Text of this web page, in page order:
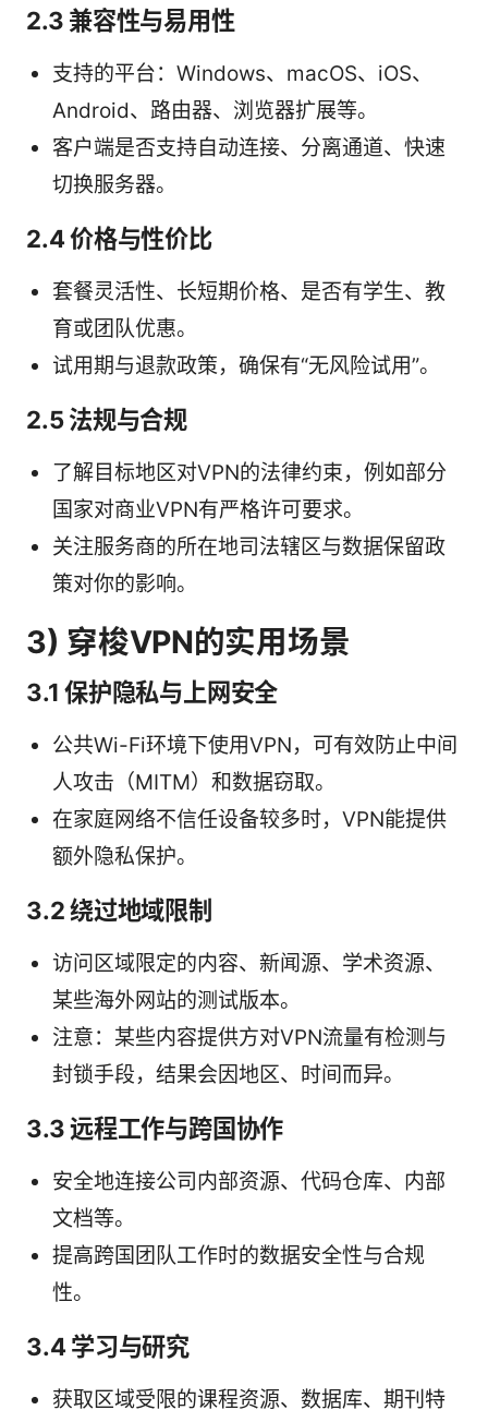
2.3 兼容性与易用性
支持的平台：Windows、macOS、iOS、
Android、路由器、浏览器扩展等。
客户端是否支持自动连接、分离通道、快速
切换服务器。
2.4 价格与性价比
套餐灵活性、长短期价格、是否有学生、教
育或团队优惠。
试用期与退款政策，确保有“无风险试用”。
2.5 法规与合规
了解目标地区对VPN的法律约束，例如部分
国家对商业VPN有严格许可要求。
关注服务商的所在地司法辖区与数据保留政
策对你的影响。
3) 穿梭VPN的实用场景
3.1 保护隐私与上网安全
公共Wi-Fi环境下使用VPN，可有效防止中间
人攻击（MITM）和数据窃取。
在家庭网络不信任设备较多时，VPN能提供
额外隐私保护。
3.2 绕过地域限制
访问区域限定的内容、新闻源、学术资源、
某些海外网站的测试版本。
注意：某些内容提供方对VPN流量有检测与
封锁手段，结果会因地区、时间而异。
3.3 远程工作与跨国协作
安全地连接公司内部资源、代码仓库、内部
文档等。
提高跨国团队工作时的数据安全性与合规
性。
3.4 学习与研究
获取区域受限的课程资源、数据库、期刊特